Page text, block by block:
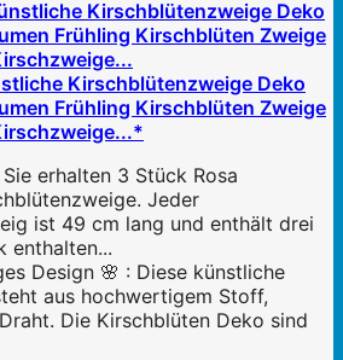
Kirschblütenzweige Deko
Frühling Kirschblüten Zweige
erhalten 3 Stück Rosa
Jeder
ist 49 cm lang und enthält drei
enthalten...
Design 🌸 : Diese künstliche
aus hochwertigem Stoff,
Die Kirschblüten Deko sind